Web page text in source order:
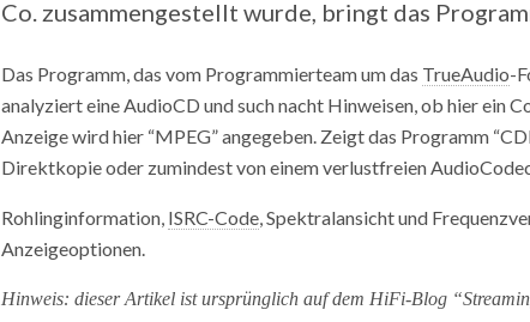
Co. zusammengestellt wurde, bringt das
Das Programm, das vom Programmierteam um das TrueAudio-
analyziert eine AudioCD und such nacht Hinweisen, ob hier ein
Anzeige wird hier “MPEG” angegeben. Zeigt das Programm
Direktkopie oder zumindest von einem verlustfreien
Rohlinginformation, ISRC-Code, Spektralansicht und
Anzeigeoptionen.
Hinweis: dieser Artikel ist ursprünglich auf dem HiFi-Blog